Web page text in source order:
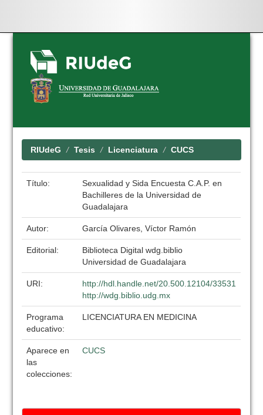
Skip
navigation
RIUdeG Tesis Licenciatura CUCS
Título:
Sexualidad y Sida Encuesta C.A.P. en
Bachilleres de la Universidad de
Guadalajara
Autor: García Olivares, Víctor Ramón
Editorial:
Biblioteca Digital wdg.biblio
Universidad de Guadalajara
URI:
http://hdl.handle.net/20.500.12104/33531
http://wdg.biblio.udg.mx
Programa
educativo:
LICENCIATURA EN MEDICINA
Aparece en
las
colecciones:
CUCS